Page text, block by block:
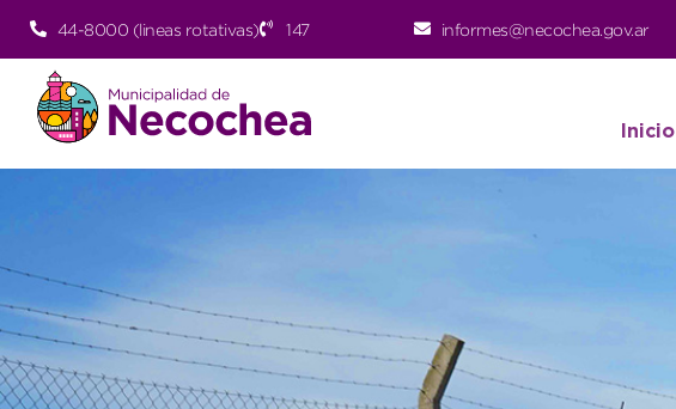
44-8000 (lineas rotativas) 147 informes@necochea.gov.ar
Inicio